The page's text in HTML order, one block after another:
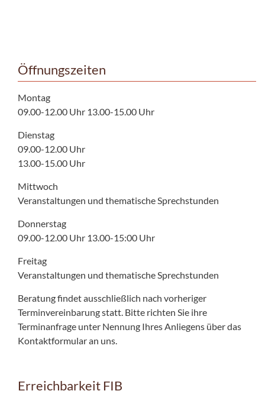
Öffnungszeiten
Montag
09.00-12.00 Uhr 13.00-15.00 Uhr
Dienstag
09.00-12.00 Uhr
13.00-15.00 Uhr
Mittwoch
Veranstaltungen und thematische Sprechstunden
Donnerstag
09.00-12.00 Uhr 13.00-15:00 Uhr
Freitag
Veranstaltungen und thematische Sprechstunden
Beratung findet ausschließlich nach vorheriger
Terminvereinbarung statt. Bitte richten Sie ihre
Terminanfrage unter Nennung Ihres Anliegens über das
Kontaktformular an uns.
Erreichbarkeit FIB